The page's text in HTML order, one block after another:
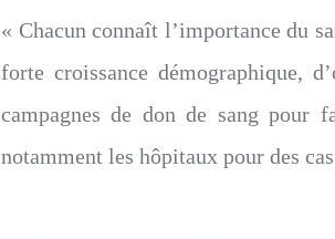
« Chacun connaît l’importance du
forte croissance démographique,
campagnes de don de sang pour
notamment les hôpitaux pour des